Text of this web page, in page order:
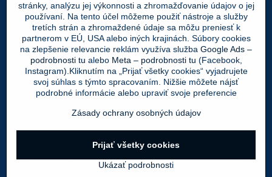
Osobný odber
Navštívte našu predajňu - SHOWROOM
Obuv LEON, Mlynská 21, 040 01 Košice
Váš Objednaný tovar si môžete ZADARMO
vyzdvihnúť v PO - PIA 9:00 - 17:00 hod.
©2026Copyright
Predvoľby súkromiaZásady ochrany osobných údajov
Vytvorené pomocou:BiznisWeb.sk
stránky, analýzu jej výkonnosti a zhromažďovanie údajov o jej
používaní. Na tento účel môžeme použiť nástroje a služby
tretích strán a zhromaždené údaje sa môžu preniesť k
partnerom v EÚ, USA alebo iných krajinách. Súbory cookies
na zlepšenie relevancie reklám využíva služba Google Ads –
podrobnosti tu alebo Meta – podrobnosti tu (Facebook,
Instagram).Kliknutím na „Prijať všetky cookies“ vyjadrujete
svoj súhlas s týmto spracovaním. Nižšie môžete nájsť
podrobné informácie alebo upraviť svoje preferencie
Zásady ochrany osobných údajov
Ukázať podrobnosti
Prijať všetky cookies